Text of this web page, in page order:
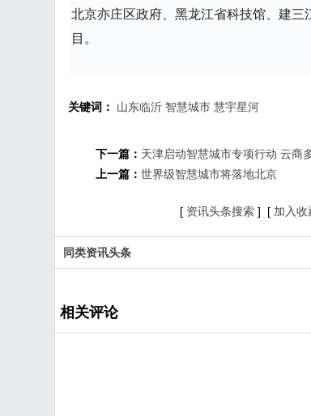
北京亦庄区政府、黑龙江省科技馆、建
目。
关键词： 山东临沂 智慧城市 慧宇星河
下一篇： 天津启动智慧城市专项行动 云商
上一篇： 世界级智慧城市将落地北京
[ 资讯头条搜索 ] [ 加入收
同类资讯头条
相关评论